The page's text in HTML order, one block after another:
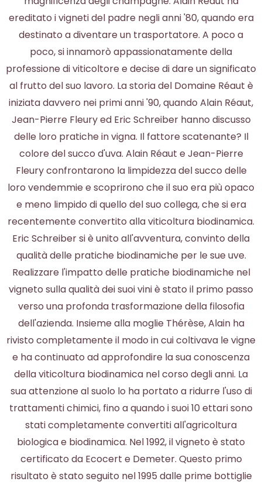
ereditato i vigneti del padre negli anni '80, quando era
destinato a diventare un trasportatore. A poco a
poco, si innamorò appassionatamente della
professione di viticoltore e decise di dare un significato
al frutto del suo lavoro. La storia del Domaine Réaut è
iniziata davvero nei primi anni '90, quando Alain Réaut,
Jean-Pierre Fleury ed Eric Schreiber hanno discusso
delle loro pratiche in vigna. Il fattore scatenante? Il
colore del succo d'uva. Alain Réaut e Jean-Pierre
Fleury confrontarono la limpidezza del succo delle
loro vendemmie e scoprirono che il suo era più opaco
e meno limpido di quello del suo collega, che si era
recentemente convertito alla viticoltura biodinamica.
Eric Schreiber si è unito all'avventura, convinto della
qualità delle pratiche biodinamiche per le sue uve.
Realizzare l'impatto delle pratiche biodinamiche nel
vigneto sulla qualità dei suoi vini è stato il primo passo
verso una profonda trasformazione della filosofia
dell'azienda. Insieme alla moglie Thérèse, Alain ha
rivisto completamente il modo in cui coltivava le vigne
e ha continuato ad approfondire la sua conoscenza
della viticoltura biodinamica nel corso degli anni. La
sua attenzione al suolo lo ha portato a ridurre l'uso di
trattamenti chimici, fino a quando i suoi 10 ettari sono
stati completamente convertiti all'agricoltura
biologica e biodinamica. Nel 1992, il vigneto è stato
certificato da Ecocert e Demeter. Questo primo
risultato è stato seguito nel 1995 dalle prime bottiglie